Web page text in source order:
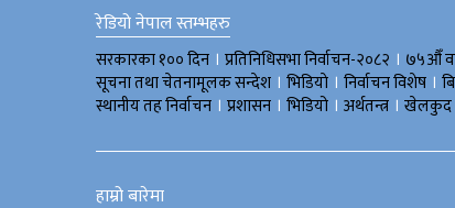
रेडियो नेपाल स्तम्भहरु
सरकारका १०० दिन । प्रतिनिधिसभा निर्वाचन-२०८२ । ७५औँ
सूचना तथा चेतनामूलक सन्देश । भिडियाे । निर्वाचन विशेष ।
स्थानीय तह निर्वाचन । प्रशासन । भिडियो । अर्थतन्त्र । खेलकुद
हाम्रो बारेमा